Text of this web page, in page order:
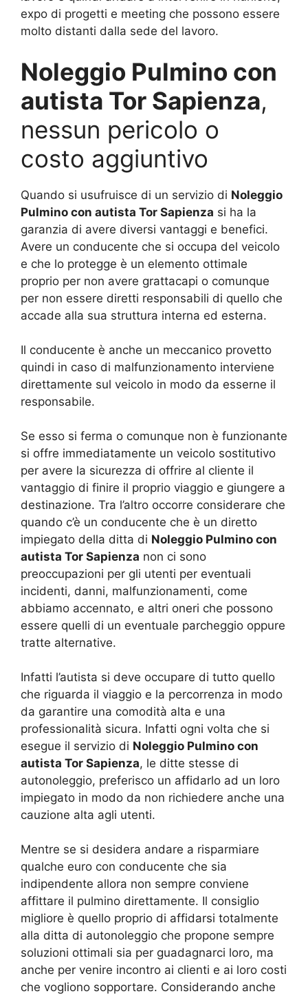
expo di progetti e meeting che possono essere
molto distanti dalla sede del lavoro.
Noleggio Pulmino con
autista Tor Sapienza,
nessun pericolo o
costo aggiuntivo
Quando si usufruisce di un servizio di Noleggio
Pulmino con autista Tor Sapienza si ha la
garanzia di avere diversi vantaggi e benefici.
Avere un conducente che si occupa del veicolo
e che lo protegge è un elemento ottimale
proprio per non avere grattacapi o comunque
per non essere diretti responsabili di quello che
accade alla sua struttura interna ed esterna.
Il conducente è anche un meccanico provetto
quindi in caso di malfunzionamento interviene
direttamente sul veicolo in modo da esserne il
responsabile.
Se esso si ferma o comunque non è funzionante
si offre immediatamente un veicolo sostitutivo
per avere la sicurezza di offrire al cliente il
vantaggio di finire il proprio viaggio e giungere a
destinazione. Tra l’altro occorre considerare che
quando c’è un conducente che è un diretto
impiegato della ditta di Noleggio Pulmino con
autista Tor Sapienza non ci sono
preoccupazioni per gli utenti per eventuali
incidenti, danni, malfunzionamenti, come
abbiamo accennato, e altri oneri che possono
essere quelli di un eventuale parcheggio oppure
tratte alternative.
Infatti l’autista si deve occupare di tutto quello
che riguarda il viaggio e la percorrenza in modo
da garantire una comodità alta e una
professionalità sicura. Infatti ogni volta che si
esegue il servizio di Noleggio Pulmino con
autista Tor Sapienza, le ditte stesse di
autonoleggio, preferisco un affidarlo ad un loro
impiegato in modo da non richiedere anche una
cauzione alta agli utenti.
Mentre se si desidera andare a risparmiare
qualche euro con conducente che sia
indipendente allora non sempre conviene
affittare il pulmino direttamente. Il consiglio
migliore è quello proprio di affidarsi totalmente
alla ditta di autonoleggio che propone sempre
soluzioni ottimali sia per guadagnarci loro, ma
anche per venire incontro ai clienti e ai loro costi
che vogliono sopportare. Considerando anche